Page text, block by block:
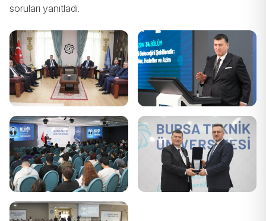
soruları yanıtladı.